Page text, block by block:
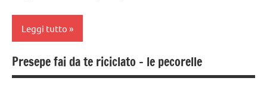
scienze:
TUTTI GLI
ARGOMENTI
Natale
presepe
TUTTI GLI
Leggi tutto
4a
settimana
Presepe fai da te riciclato – le pecorelle